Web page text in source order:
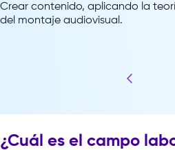
Crear contenido, aplicando la
del montaje audiovisual.
¿Cuál es el campo